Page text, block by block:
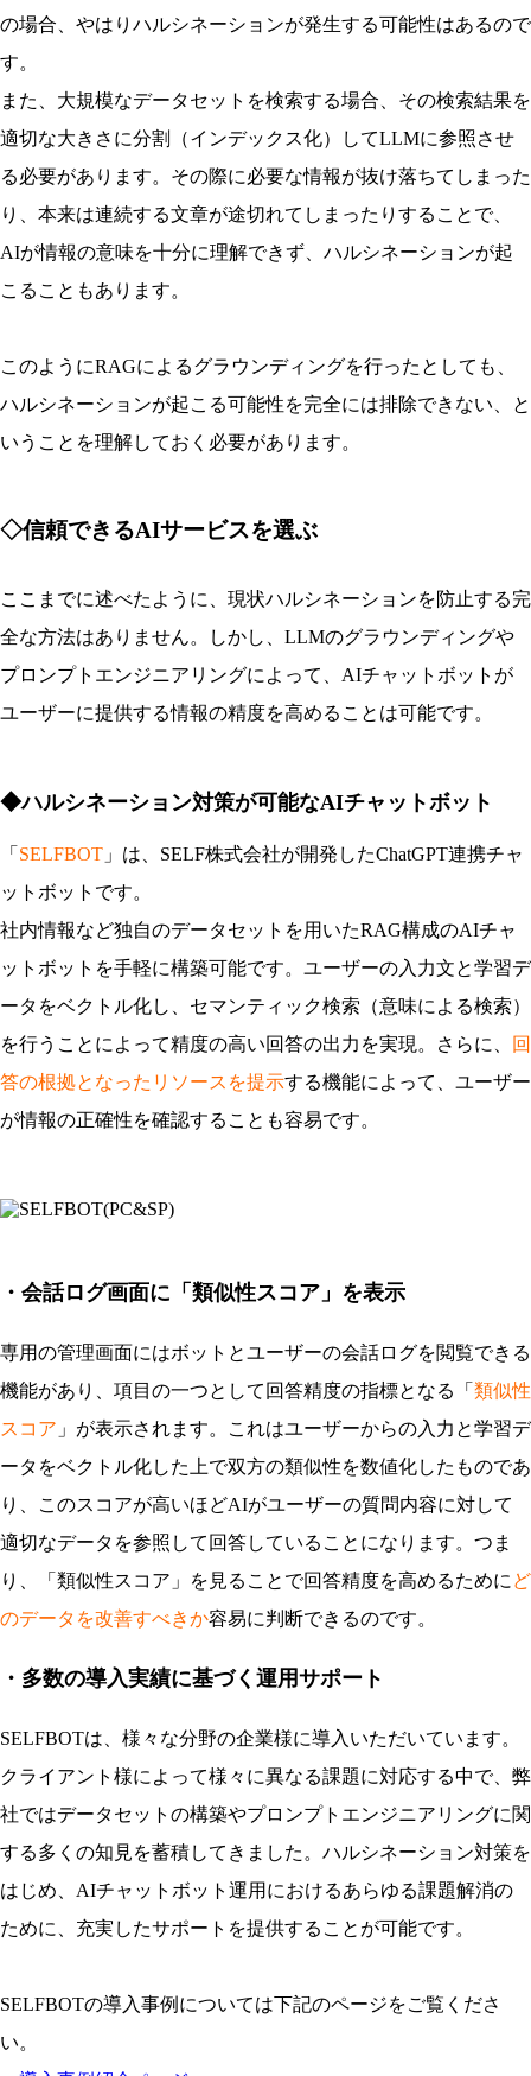
の場合、やはりハルシネーションが発生する可能性はあるので
す。
また、大規模なデータセットを検索する場合、その検索結果を
適切な大きさに分割（インデックス化）してLLMに参照させ
る必要があります。その際に必要な情報が抜け落ちてしまった
り、本来は連続する文章が途切れてしまったりすることで、
AIが情報の意味を十分に理解できず、ハルシネーションが起
こることもあります。
このようにRAGによるグラウンディングを行ったとしても、
ハルシネーションが起こる可能性を完全には排除できない、と
いうことを理解しておく必要があります。
◇信頼できるAIサービスを選ぶ
ここまでに述べたように、現状ハルシネーションを防止する完
全な方法はありません。しかし、LLMのグラウンディングや
プロンプトエンジニアリングによって、AIチャットボットが
ユーザーに提供する情報の精度を高めることは可能です。
◆ハルシネーション対策が可能なAIチャットボット
「 SELFBOT 」は、SELF株式会社が開発したChatGPT連携チャ
ットボットです。
社内情報など独自のデータセットを用いたRAG構成のAIチャ
ットボットを手軽に構築可能です。ユーザーの入力文と学習デ
ータをベクトル化し、セマンティック検索（意味による検索）
を行うことによって精度の高い回答の出力を実現。さらに、
回
答の根拠となったリソースを提示する機能によって、ユーザー
が情報の正確性を確認することも容易です。
・会話ログ画面に「類似性スコア」を表示
専用の管理画面にはボットとユーザーの会話ログを閲覧できる
機能があり、項目の一つとして回答精度の指標となる「 類似性
スコア 」が表示されます。これはユーザーからの入力と学習デ
ータをベクトル化した上で双方の類似性を数値化したものであ
り、このスコアが高いほどAIがユーザーの質問内容に対して
適切なデータを参照して回答していることになります。つま
り、「類似性スコア」を見ることで回答精度を高めるために ど
のデータを改善すべきか容易に判断できるのです。
・多数の導入実績に基づく運用サポート
SELFBOTは、様々な分野の企業様に導入いただいています。
クライアント様によって様々に異なる課題に対応する中で、弊
社ではデータセットの構築やプロンプトエンジニアリングに関
する多くの知見を蓄積してきました。ハルシネーション対策を
はじめ、AIチャットボット運用におけるあらゆる課題解消の
ために、充実したサポートを提供することが可能です。
SELFBOTの導入事例については下記のページをご覧くださ
い。